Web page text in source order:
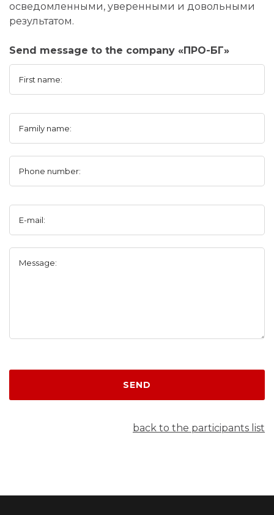
осведомленными, уверенными и довольными
результатом.
Send message to the company «ПРО-БГ»
First name:
Family name:
Phone number:
E-mail:
Message:
SEND
back to the participants list